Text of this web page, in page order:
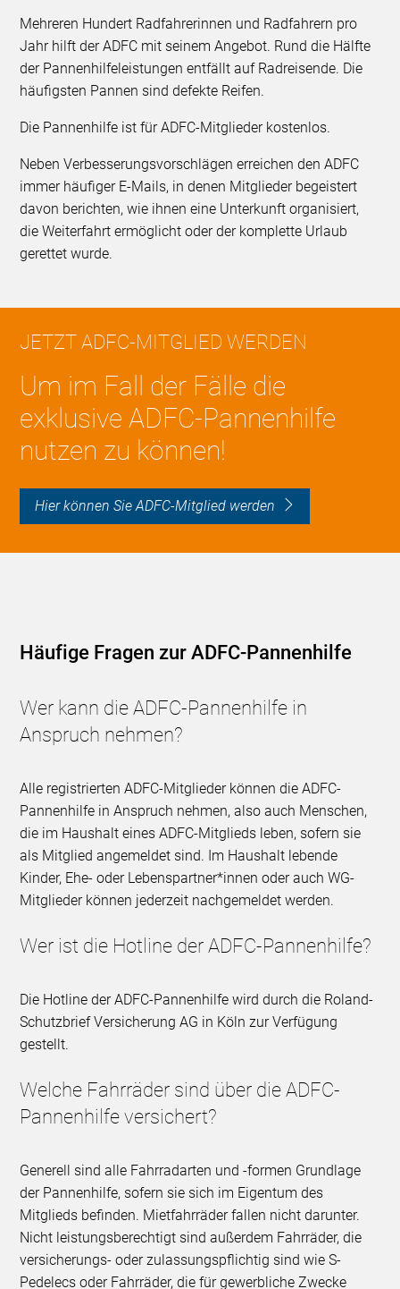
Mehreren Hundert Radfahrerinnen und Radfahrern pro
Jahr hilft der ADFC mit seinem Angebot. Rund die Hälfte
der Pannenhilfeleistungen entfällt auf Radreisende. Die
häufigsten Pannen sind defekte Reifen.
Die Pannenhilfe ist für ADFC-Mitglieder kostenlos.
Neben Verbesserungsvorschlägen erreichen den ADFC
immer häufiger E-Mails, in denen Mitglieder begeistert
davon berichten, wie ihnen eine Unterkunft organisiert,
die Weiterfahrt ermöglicht oder der komplette Urlaub
gerettet wurde.
JETZT ADFC-MITGLIED WERDEN
Um im Fall der Fälle die
exklusive ADFC-Pannenhilfe
nutzen zu können!
Hier können Sie ADFC-Mitglied werden
Häufige Fragen zur ADFC-Pannenhilfe
Wer kann die ADFC-Pannenhilfe in
Anspruch nehmen?
Alle registrierten ADFC-Mitglieder können die ADFC-
Pannenhilfe in Anspruch nehmen, also auch Menschen,
die im Haushalt eines ADFC-Mitglieds leben, sofern sie
als Mitglied angemeldet sind. Im Haushalt lebende
Kinder, Ehe- oder Lebenspartner*innen oder auch WG-
Mitglieder können jederzeit nachgemeldet werden.
Wer ist die Hotline der ADFC-Pannenhilfe?
Die Hotline der ADFC-Pannenhilfe wird durch die Roland-
Schutzbrief Versicherung AG in Köln zur Verfügung
gestellt.
Welche Fahrräder sind über die ADFC-
Pannenhilfe versichert?
Generell sind alle Fahrradarten und -formen Grundlage
der Pannenhilfe, sofern sie sich im Eigentum des
Mitglieds befinden. Mietfahrräder fallen nicht darunter.
Nicht leistungsberechtigt sind außerdem Fahrräder, die
versicherungs- oder zulassungspflichtig sind wie S-
Pedelecs oder Fahrräder, die für gewerbliche Zwecke